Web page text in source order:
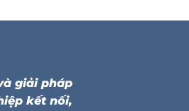
giải pháp
kết nối,